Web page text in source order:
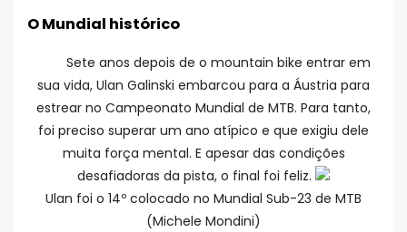
O Mundial histórico
Sete anos depois de o mountain bike entrar em
sua vida, Ulan Galinski embarcou para a Áustria para
estrear no Campeonato Mundial de MTB. Para tanto,
foi preciso superar um ano atípico e que exigiu dele
muita força mental. E apesar das condições
desafiadoras da pista, o final foi feliz.
Ulan foi o 14º colocado no Mundial Sub-23 de MTB
(Michele Mondini)